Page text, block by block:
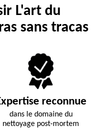
L'art du
sans tracas
reconnue
dans le domaine du
nettoyage post-mortem